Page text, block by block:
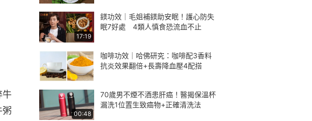
牛
粥
17:19
鎂功效｜毛姐補鎂助安眠！護心防失
眠7好處 4類人慎食恐流血不止
咖啡功效｜哈佛研究：咖啡配3香料
抗炎效果翻倍+長壽降血壓4配搭
00:48
70歲男不煙不酒患肝癌！醫揭保溫杯
漏洗1位置生致癌物+正確清洗法